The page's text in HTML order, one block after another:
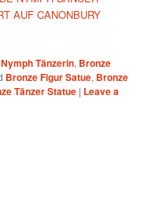
AUF CANONBURY
Tänzerin, Bronze
Bronze Figur Satue, Bronze
Tänzer Statue | Leave a